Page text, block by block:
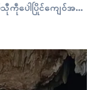
ေါဲပြိုၚ်ကျေဝ်အမေ